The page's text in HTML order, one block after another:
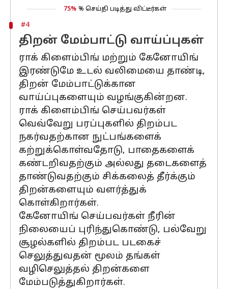
75% % செய்தி படித்து விட்டீர்கள்
#4
திறன் மேம்பாட்டு வாய்ப்புகள்
ராக் கிளைம்பிங் மற்றும் கேனோயிங்
இரண்டுமே உடல் வலிமையை தாண்டி,
திறன் மேம்பாட்டுக்கான
வாய்ப்புகளையும் வழங்குகின்றன.
ராக் கிளைம்பிங் செய்பவர்கள்
வெவ்வேறு பரப்புகளில் திறம்பட
நகர்வதற்கான நுட்பங்களைக்
கற்றுக்கொள்வதோடு, பாதைகளைக்
கண்டறிவதற்கும் அல்லது தடைகளைத்
தாண்டுவதற்கும் சிக்கலைத் தீர்க்கும்
திறன்களையும் வளர்த்துக்
கொள்கிறார்கள்.
கேனோயிங் செய்பவர்கள் நீரின்
நிலையைப் புரிந்துகொண்டு, பல்வேறு
சூழல்களில் திறம்பட படகைச்
செலுத்துவதன் மூலம் தங்கள்
வழிசெலுத்தல் திறன்களை
மேம்படுத்துகிறார்கள்.